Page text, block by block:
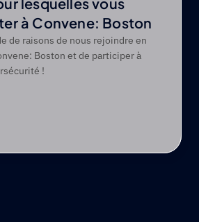
à Convene: Boston
de raisons de nous rejoindre en
Boston et de participer à
!